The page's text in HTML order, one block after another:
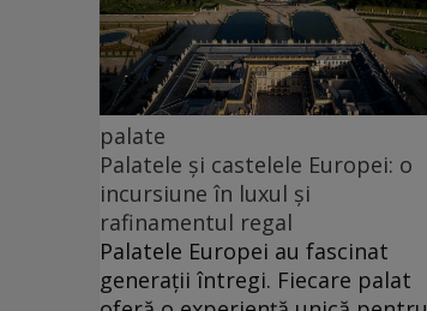
palate
Palatele și castelele Europei: o
incursiune în luxul și
rafinamentul regal
Palatele Europei au fascinat
generații întregi. Fiecare palat